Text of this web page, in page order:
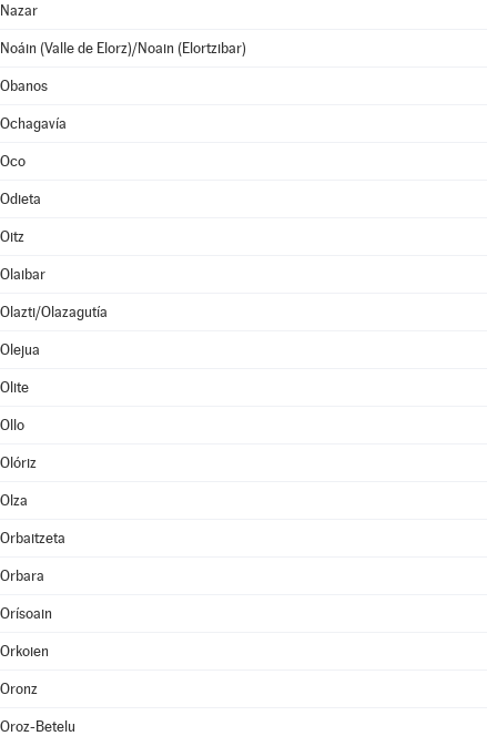
Nazar
Noáin (Valle de Elorz)/Noain (Elortzibar)
Obanos
Ochagavía
Oco
Odieta
Oitz
Olaibar
Olazti/Olazagutía
Olejua
Olite
Ollo
Olóriz
Olza
Orbaitzeta
Orbara
Orísoain
Orkoien
Oronz
Oroz-Betelu